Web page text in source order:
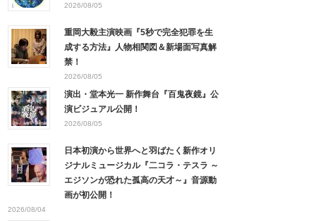
2026/08/05
重岡大毅主演映画『5秒で完全犯罪を生
成する方法』人物相関図＆新場面写真解
禁！
2026/08/05
演出・堂本光一 新作舞台『百鬼夜鏡』公
演ビジュアル公開！
2026/08/05
日本初演から世界へと羽ばたく新作オリ
ジナルミュージカル『二コラ・テスラ ～
エジソンが恐れた孤高の天才～』音源動
画が初公開！
2026/08/04